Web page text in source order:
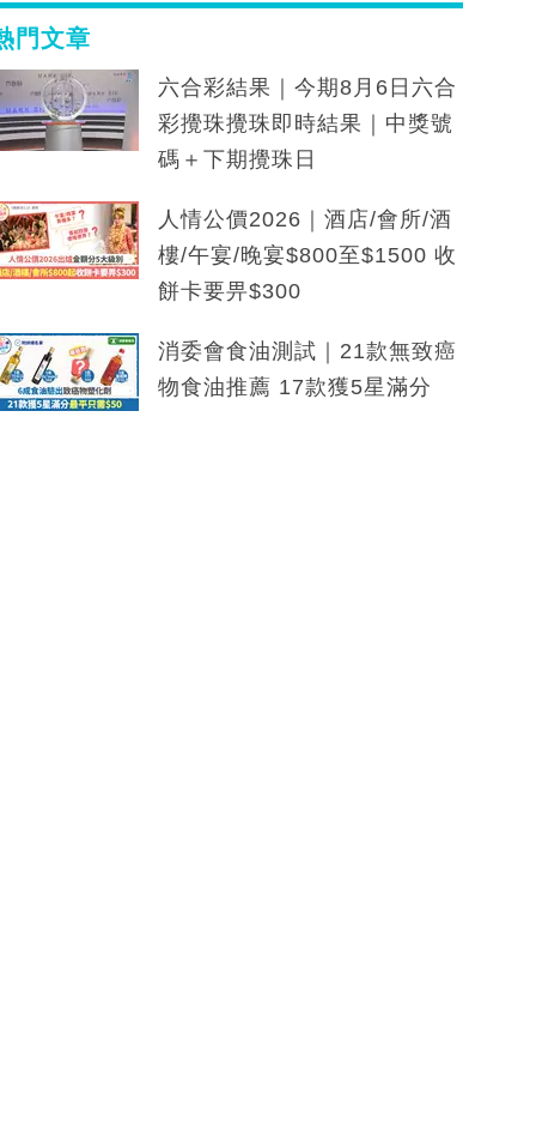
門文章
六合彩結果｜今期8月6日六合
彩攪珠攪珠即時結果｜中獎號
碼＋下期攪珠日
人情公價2026｜酒店/會所/酒
樓/午宴/晚宴$800至$1500 收
餅卡要畀$300
消委會食油測試｜21款無致癌
物食油推薦 17款獲5星滿分